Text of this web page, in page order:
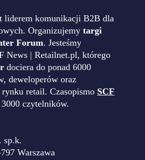
liderem komunikacji B2B dla
Organizujemy targi
Forum. Jesteśmy
News | Retailnet.pl, którego
dociera do ponad 6000
deweloperów oraz
rynku retail. Czasopismo SCF
czytelników.
sp.k.
Warszawa